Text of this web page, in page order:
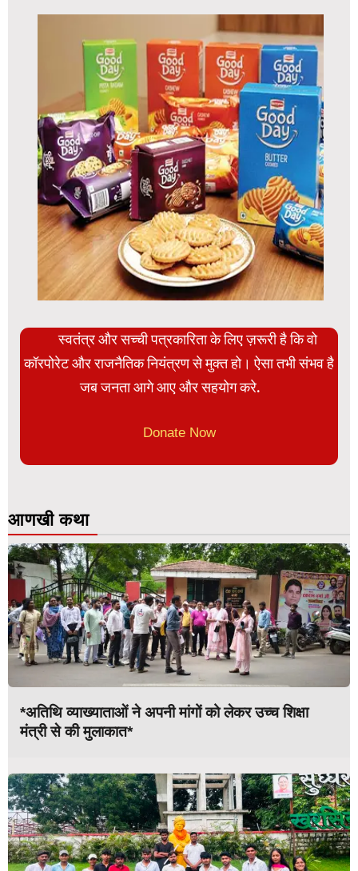
स्वतंत्र और सच्ची पत्रकारिता के लिए ज़रूरी है कि वो
कॉरपोरेट और राजनैतिक नियंत्रण से मुक्त हो। ऐसा तभी संभव है
जब जनता आगे आए और सहयोग करे.
Donate Now
आणखी कथा
*अतिथि व्याख्याताओं ने अपनी मांगों को लेकर उच्च शिक्षा
मंत्री से की मुलाकात*